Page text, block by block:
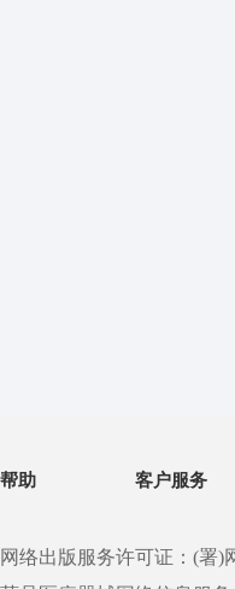
帮助 客户服务
网络出版服务许可证：(署)